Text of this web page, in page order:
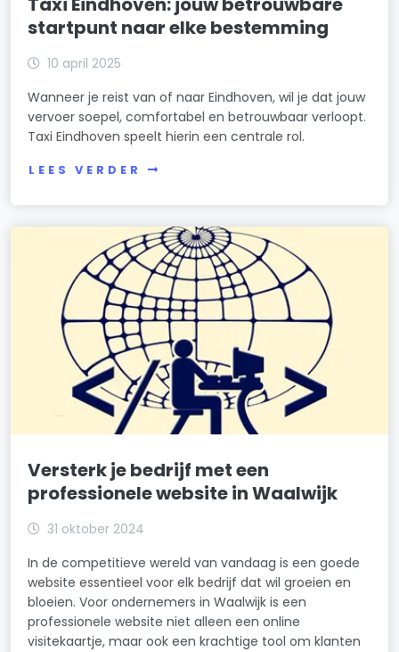
startpunt naar elke bestemming
10 april 2025
Wanneer je reist van of naar Eindhoven, wil je dat jouw
vervoer soepel, comfortabel en betrouwbaar verloopt.
Taxi Eindhoven speelt hierin een centrale rol.
LEES VERDER
Versterk je bedrijf met een
professionele website in Waalwijk
31 oktober 2024
In de competitieve wereld van vandaag is een goede
website essentieel voor elk bedrijf dat wil groeien en
bloeien. Voor ondernemers in Waalwijk is een
professionele website niet alleen een online
visitekaartje, maar ook een krachtige tool om klanten